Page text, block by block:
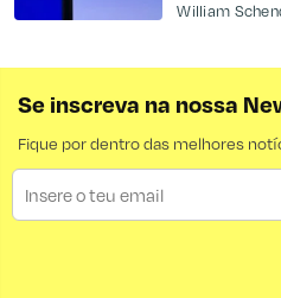
William
Se inscreva na nossa
Fique por dentro das melhores